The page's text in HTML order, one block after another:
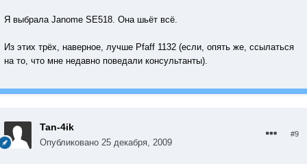
Я выбрала Janome SE518. Она шьёт всё.
Из этих трёх, наверное, лучше Pfaff 1132 (если, опять же, ссылаться
на то, что мне недавно поведали консультанты).
Tan-4ik
Опубликовано 25 декабря, 2009
#9